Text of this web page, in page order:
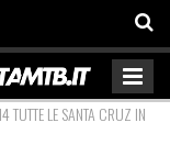
TUTTE LE SANTA CRUZ IN